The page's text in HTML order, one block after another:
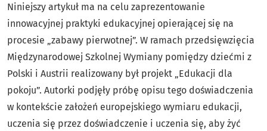
Niniejszy artykuł ma na celu zaprezentowanie
innowacyjnej praktyki edukacyjnej opierającej się na
procesie „zabawy pierwotnej”. W ramach przedsięwzięcia
Międzynarodowej Szkolnej Wymiany pomiędzy dziećmi z
Polski i Austrii realizowany był projekt „Edukacji dla
pokoju”. Autorki podjęły próbę opisu tego doświadczenia
w kontekście założeń europejskiego wymiaru edukacji,
uczenia się przez doświadczenie i uczenia się, aby żyć